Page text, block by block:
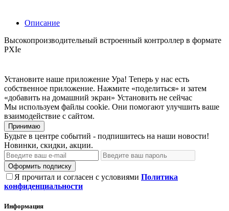
Описание
Высокопроизводительный встроенный контроллер в формате
PXIe
Установите наше приложение Ура! Теперь у нас есть
собственное приложение. Нажмите «поделиться» и затем
«добавить на домашний экран» Установить не сейчас
Мы используем файлы cookie. Они помогают улучшить ваше
взаимодействие с сайтом.
Принимаю
Будьте в центре событий - подпишитесь на наши новости!
Новинки, скидки, акции.
Оформить подписку
Я прочитал и согласен с условиями Политика
конфиденциальности
Информация